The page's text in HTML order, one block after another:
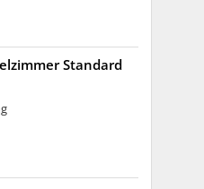
Standard